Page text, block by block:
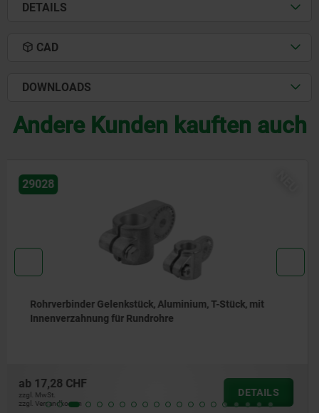
DETAILS
CAD
DOWNLOADS
Andere Kunden kauften auch
29034
Rohrverbinder Gelenk, Aluminium, gerade für
Rundrohre
ab 33,03 CHF
zzgl. MwSt.
zzgl. Versandkosten
DETAILS